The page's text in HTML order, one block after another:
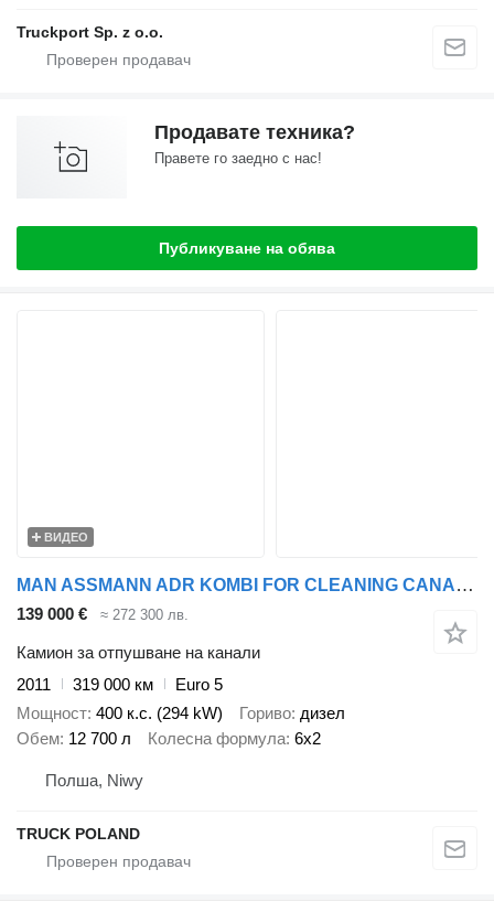
Truckport Sp. z o.o.
Продавате техника?
Правете го заедно с нас!
Публикуване на обява
ВИДЕО
MAN ASSMANN ADR KOMBI FOR CLEANING CANALS WUKO
139 000 € ≈ 272 300 лв.
Камион за отпушване на канали
2011
319 000 км
Euro 5
Мощност 400 к.с. (294 kW) Гориво дизел
Обем 12 700 л Колесна формула 6x2
Полша, Niwy
TRUCK POLAND